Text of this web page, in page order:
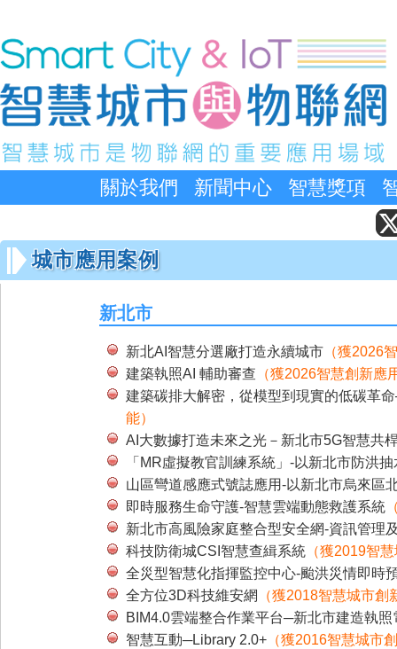
關於我們 新聞中心 智慧獎項
城市應用案例
新北市
新北AI智慧分選廠打造永續城市 （獲2026
建築執照AI 輔助審查 （獲2026智慧創新應
建築碳排大解密，從模型到現實的低碳革
能）
AI大數據打造未來之光－新北市5G智慧共
「MR虛擬教官訓練系統」-以新北市防洪
山區彎道感應式號誌應用-以新北市烏來區
即時服務生命守護-智慧雲端動態救護系統
新北市高風險家庭整合型安全網-資訊管理
科技防衛城CSI智慧查緝系統 （獲2019智
全災型智慧化指揮監控中心-颱洪災情即時
全方位3D科技維安網
（獲2018智慧城市
BIM4.0雲端整合作業平台─新北市建造執
智慧互動─Library 2.0+ （獲2016智慧城市